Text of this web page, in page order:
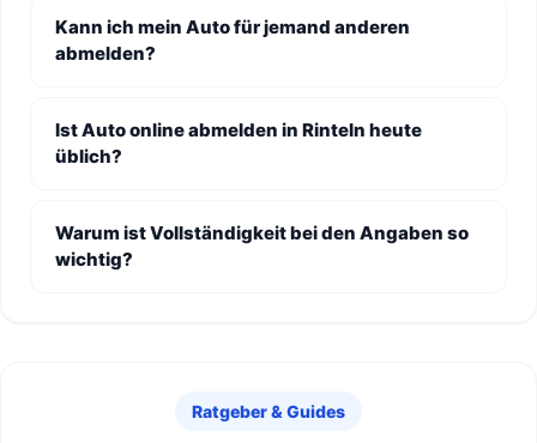
Kann ich mein Auto für jemand anderen
abmelden?
Ist Auto online abmelden in Rinteln heute
üblich?
Warum ist Vollständigkeit bei den Angaben so
wichtig?
Ratgeber & Guides